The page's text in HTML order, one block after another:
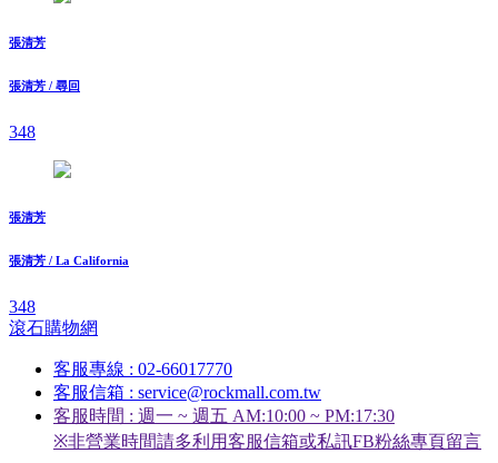
張清芳
張清芳 / 尋回
348
張清芳
張清芳 / La California
348
滾石購物網
客服專線 : 02-66017770
客服信箱 : service@rockmall.com.tw
客服時間 : 週一 ~ 週五 AM:10:00 ~ PM:17:30
※非營業時間請多利用客服信箱或私訊FB粉絲專頁留言